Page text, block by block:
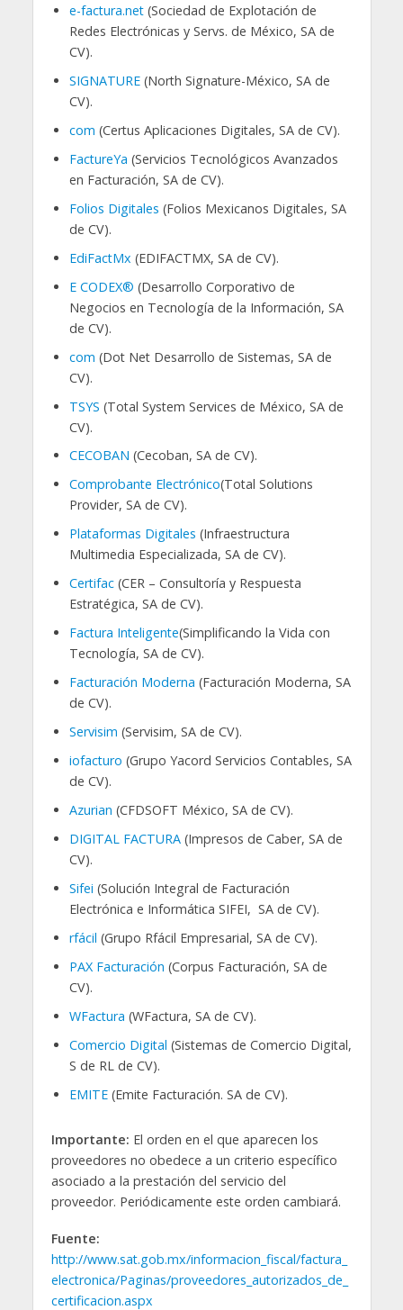
e-factura.net(Sociedad de Explotación de
Redes Electrónicas y Servs. de México, SA de
CV).
SIGNATURE(North Signature-México, SA de
CV).
com (Certus Aplicaciones Digitales, SA de CV).
FactureYa (Servicios Tecnológicos Avanzados
en Facturación, SA de CV).
Folios Digitales (Folios Mexicanos Digitales, SA
de CV).
EdiFactMx (EDIFACTMX, SA de CV).
E CODEX® (Desarrollo Corporativo de
Negocios en Tecnología de la Información, SA
de CV).
com (Dot Net Desarrollo de Sistemas, SA de
CV).
TSYS (Total System Services de México, SA de
CV).
CECOBAN (Cecoban, SA de CV).
Comprobante Electrónico(Total Solutions
Provider, SA de CV).
Plataformas Digitales (Infraestructura
Multimedia Especializada, SA de CV).
Certifac(CER – Consultoría y Respuesta
Estratégica, SA de CV).
Factura Inteligente(Simplificando la Vida con
Tecnología, SA de CV).
Facturación Moderna (Facturación Moderna, SA
de CV).
Servisim (Servisim, SA de CV).
iofacturo (Grupo Yacord Servicios Contables, SA
de CV).
Azurian (CFDSOFT México, SA de CV).
DIGITAL FACTURA(Impresos de Caber, SA de
CV).
Sifei (Solución Integral de Facturación
Electrónica e Informática SIFEI, SA de CV).
rfácil (Grupo Rfácil Empresarial, SA de CV).
PAX Facturación (Corpus Facturación, SA de
CV).
WFactura (WFactura, SA de CV).
Comercio Digital (Sistemas de Comercio Digital,
S de RL de CV).
EMITE(Emite Facturación. SA de CV).
Importante: El orden en el que aparecen los
proveedores no obedece a un criterio específico
asociado a la prestación del servicio del
proveedor. Periódicamente este orden cambiará.
Fuente:
http://www.sat.gob.mx/informacion_fiscal/factura_
electronica/Paginas/proveedores_autorizados_de_
certificacion.aspx